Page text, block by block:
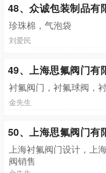
48、众诚包装制品有
珍珠棉，气泡袋
刘爱民
49、上海思氟阀门有
衬氟阀门，衬氟球阀，
金先生
50、上海思氟阀门有
上海衬氟阀门设计，上
阀销售